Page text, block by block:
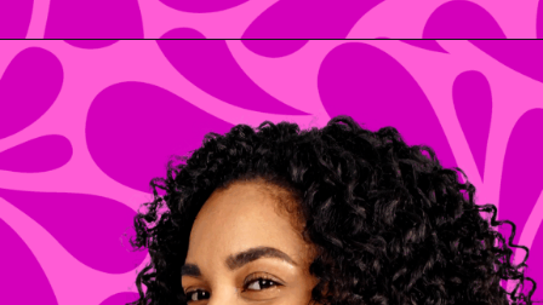
https://www.salonline.com.br/todecacho-gelatina-condicionante-super-volume-1kg